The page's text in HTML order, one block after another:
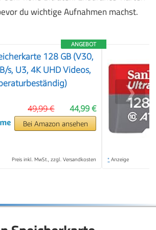
du wichtige Aufnahmen machst.
ANGEBOT
128 GB (V30,
s, U3, 4K UHD Videos,
44,99 €
49,99 €
Bei Amazon ansehen
Preis inkl. MwSt., zzgl. Versandkosten * Anzeige
❯